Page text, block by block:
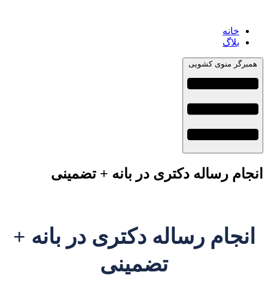
خانه
بلاگ
همبرگر منوی کشویی
انجام رساله دکتری در بانه + تضمینی
انجام رساله دکتری در بانه +
تضمینی